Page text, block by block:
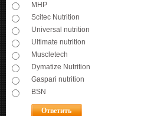
MHP
Scitec Nutrition
Universal nutrition
Ultimate nutrition
Muscletech
Dymatize Nutrition
Gaspari nutrition
BSN